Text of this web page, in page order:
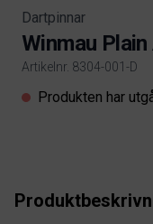
Dartpinnar
Winmau
Artikelnr. 8304-001-D
Product information
Produkten har